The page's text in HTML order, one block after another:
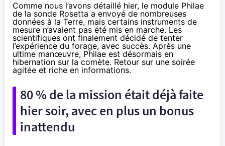
Comme nous l’avons détaillé hier, le module Philae
de la sonde Rosetta a envoyé de nombreuses
données à la Terre, mais certains instruments de
mesure n’avaient pas été mis en marche. Les
scientifiques ont finalement décidé de tenter
l’expérience du forage, avec succès. Après une
ultime manœuvre, Philae est désormais en
hibernation sur la comète. Retour sur une soirée
agitée et riche en informations.
80 % de la mission était déjà faite
hier soir, avec en plus un bonus
inattendu